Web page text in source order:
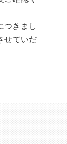
つきまし
せていだ